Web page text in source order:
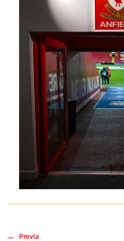
Previa